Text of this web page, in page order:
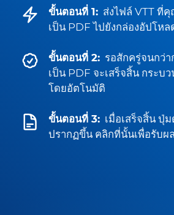
ขั้นตอนที่ 1: ส่งไฟล์ VTT ที่
เป็น PDF ไปยังกล่องอัปโห
ขั้นตอนที่ 2: รอสักครู่จนกว่า
เป็น PDF จะเสร็จสิ้น กระบ
โดยอัตโนมัติ
ขั้นตอนที่ 3: เมื่อเสร็จสิ้น ปุ่
ปรากฏขึ้น คลิกที่นั้นเพื่อรับผ